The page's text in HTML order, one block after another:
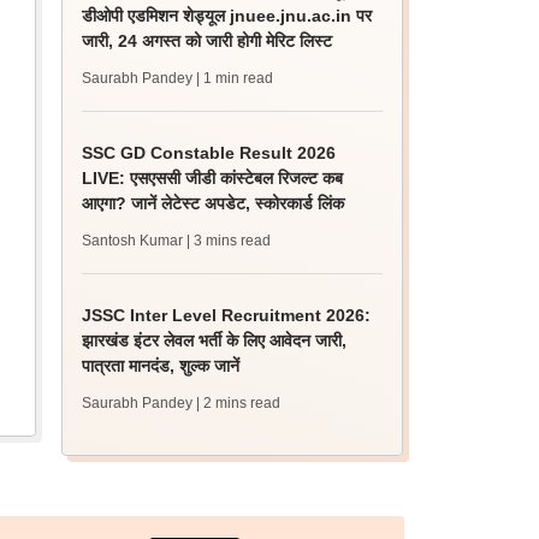
डीओपी एडमिशन शेड्यूल jnuee.jnu.ac.in पर
जारी, 24 अगस्त को जारी होगी मेरिट लिस्ट
Saurabh Pandey | 1 min read
SSC GD Constable Result 2026
LIVE: एसएससी जीडी कांस्टेबल रिजल्ट कब
आएगा? जानें लेटेस्ट अपडेट, स्कोरकार्ड लिंक
Santosh Kumar | 3 mins read
JSSC Inter Level Recruitment 2026:
झारखंड इंटर लेवल भर्ती के लिए आवेदन जारी,
पात्रता मानदंड, शुल्क जानें
Saurabh Pandey | 2 mins read